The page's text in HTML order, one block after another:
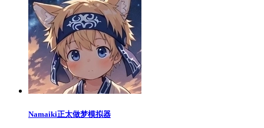
Namaiki正太做梦模拟器